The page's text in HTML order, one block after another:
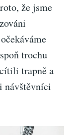
že jsme
trochu
trapně a
návštěvníci